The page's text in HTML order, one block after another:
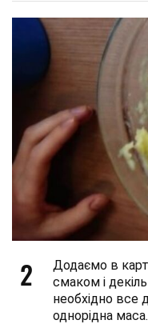
2
Додаємо в
смаком і
необхідно
однорідна маса.